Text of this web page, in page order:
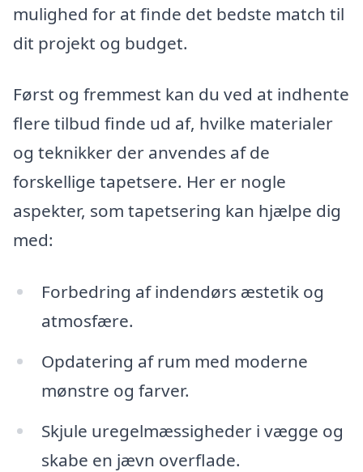
mulighed for at finde det bedste match til
dit projekt og budget.
Først og fremmest kan du ved at indhente
flere tilbud finde ud af, hvilke materialer
og teknikker der anvendes af de
forskellige tapetsere. Her er nogle
aspekter, som tapetsering kan hjælpe dig
med:
Forbedring af indendørs æstetik og
atmosfære.
Opdatering af rum med moderne
mønstre og farver.
Skjule uregelmæssigheder i vægge og
skabe en jævn overflade.